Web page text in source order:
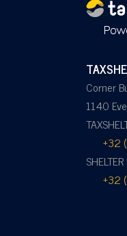
Corner
1140
+32
+32